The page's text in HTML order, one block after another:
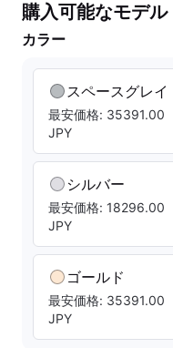
購入可能なモデル
カラー
スペースグレイ
最安価格: 35391.00
JPY
シルバー
最安価格: 18296.00
JPY
ゴールド
最安価格: 35391.00
JPY